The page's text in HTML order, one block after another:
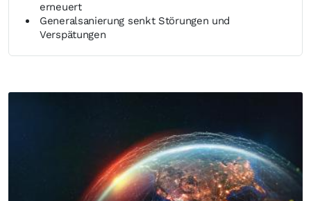
erneuert
Generalsanierung senkt Störungen und
Verspätungen